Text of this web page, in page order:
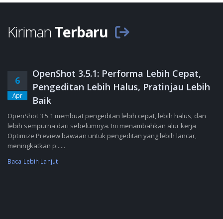
Kiriman Terbaru
6
Apr
OpenShot 3.5.1: Performa Lebih Cepat,
Pengeditan Lebih Halus, Pratinjau Lebih
Baik
OpenShot 3.5.1 membuat pengeditan lebih cepat, lebih halus, dan
lebih sempurna dari sebelumnya. Ini menambahkan alur kerja
Optimize Preview bawaan untuk pengeditan yang lebih lancar,
meningkatkan p......
Baca Lebih Lanjut